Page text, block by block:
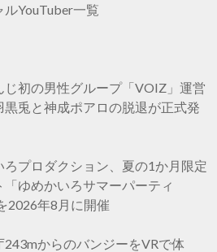
ルYouTuber一覧
じ初の男性グループ「VOIZ」運営
黒兎と神成ポアロの脱退が正式発
ろプロダクション、夏の1か月限定
「ゆめかいろサマーパーティ
2026年8月に開催
243mからのバンジーをVRで体